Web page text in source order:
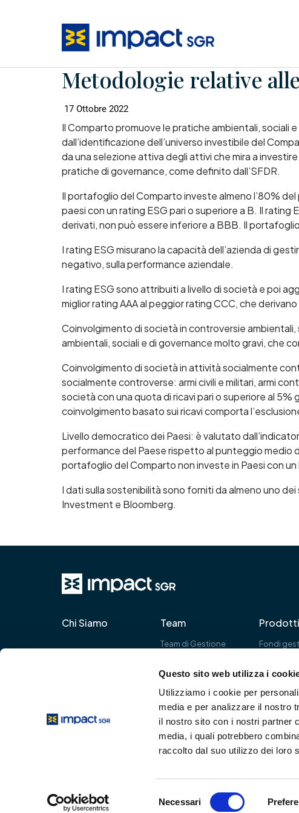
Questo sito web utilizza i
Utilizziamo i cookie per
media e per analizzare il nostro
il nostro sito con i nostri partner
media, i quali potrebbero
raccolto dal suo utilizzo dei loro
Necessari
Metodologie relative
17 Ottobre 2022
Il Comparto promuove le pratiche ambientali, sociali
dall’identificazione dell’universo investibile del
da una selezione attiva degli attivi che mira a
pratiche di governance, come definito dall’SFDR.
Il portafoglio del Comparto investe almeno l’80%
paesi con un rating ESG pari o superiore a B. Il
derivati, non può essere inferiore a BBB. Il
I rating ESG misurano la capacità dell’azienda di
negativo, sulla performance aziendale.
I rating ESG sono attribuiti a livello di società e poi
miglior rating AAA al peggior rating CCC, che
Coinvolgimento di società in controversie
ambientali, sociali e di governance molto gravi, che
Coinvolgimento di società in attività socialmente
socialmente controverse: armi civili e militari, armi
società con una quota di ricavi pari o superiore al
coinvolgimento basato sui ricavi comporta
Livello democratico dei Paesi: è valutato
performance del Paese rispetto al punteggio medio
portafoglio del Comparto non investe in Paesi con un
I dati sulla sostenibilità sono forniti da almeno uno
Investment e Bloomberg.
Chi Siamo Team
Team di Gestione
Prodotti
Fondi
Prodotti
Via Filippo Turati, 25 – 20121 Milano
Informativa Legale Cookie e Privacy Policy Whistleblowing